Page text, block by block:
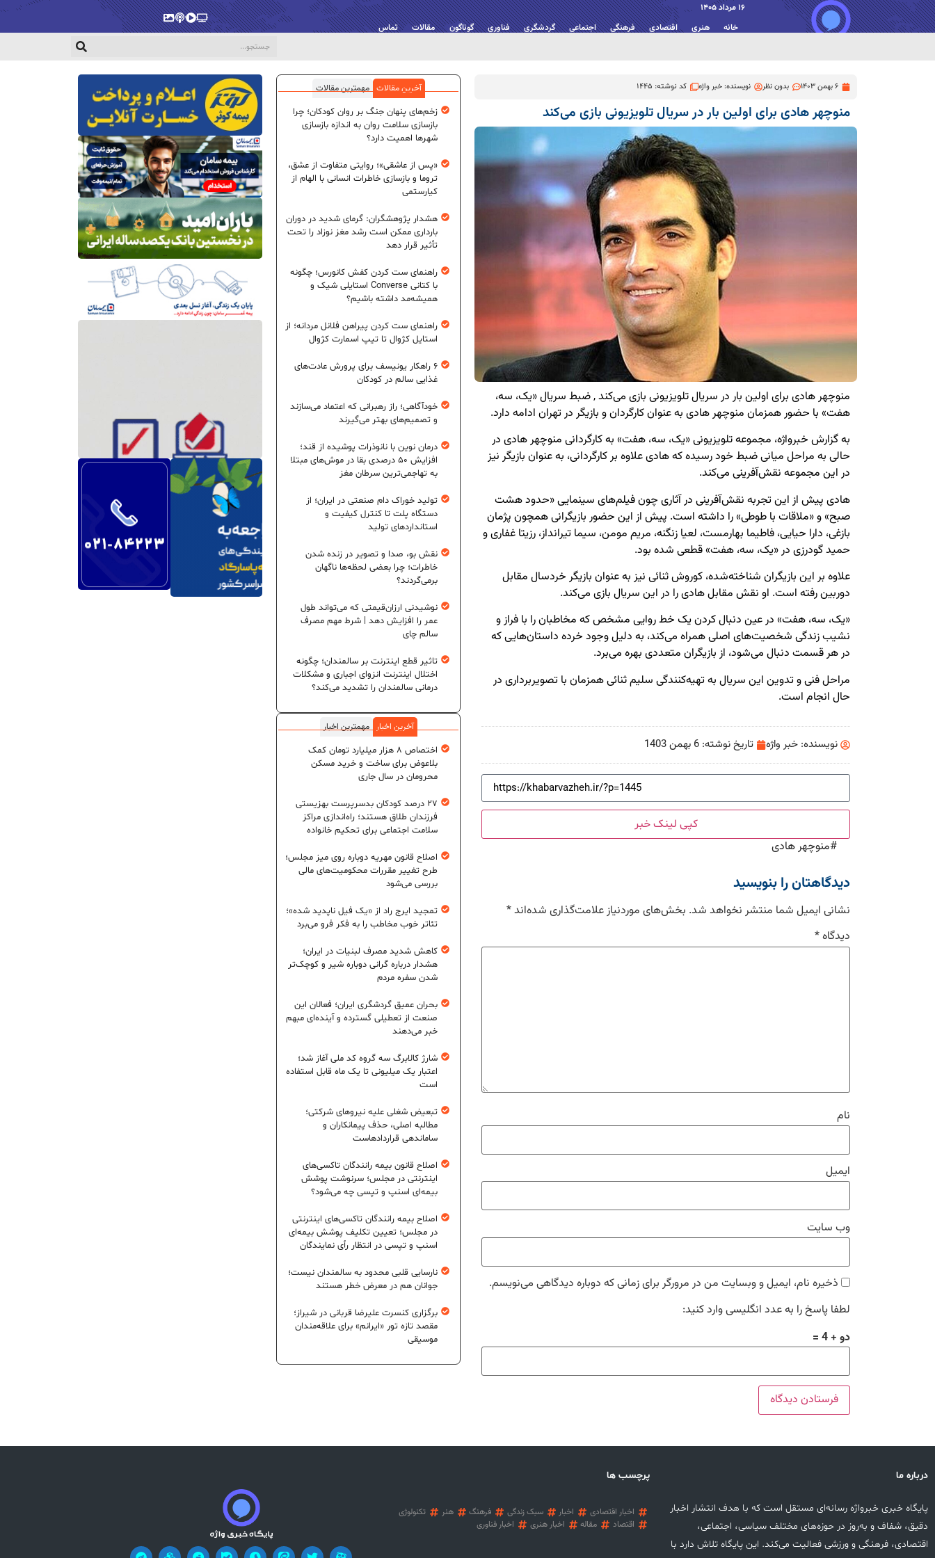
16 مرداد 1405
خانه هنری اقتصادی فرهنگی اجتماعی گردشگری فناوری گوناگون مقالات تماس
پخش‌زندهویدیو
پادکستگالری
6 بهمن 1403 بدون نظر نویسنده:خبر واژه کد نوشته: 1445
منوچهر هادی برای اولین بار در سریال تلویزیونی بازی می‌کند
منوچهر هادی برای اولین بار در سریال تلویزیونی بازی می‌کند , ضبط سریال «یک، سه،
هفت» با حضور همزمان منوچهر هادی به عنوان کارگردان و بازیگر در تهران ادامه دارد.
به گزارش خبرواژه، مجموعه تلویزیونی «یک، سه، هفت» به کارگردانی منوچهر هادی در
حالی به مراحل میانی ضبط خود رسیده که هادی علاوه بر کارگردانی، به عنوان بازیگر نیز
در این مجموعه نقش‌آفرینی می‌کند.
هادی پیش از این تجربه نقش‌آفرینی در آثاری چون فیلم‌های سینمایی «حدود هشت
صبح» و «ملاقات با طوطی» را داشته است. پیش از این حضور بازیگرانی همچون پژمان
بازغی، دارا حیایی، فاطیما بهارمست، لعیا زنگنه، مریم مومن، سیما تیرانداز، رزیتا غفاری و
حمید گودرزی در «یک، سه، هفت» قطعی شده بود.
علاوه بر این بازیگران شناخته‌شده، کوروش ثنائی نیز به عنوان بازیگر خردسال مقابل
دوربین رفته است. او نقش مقابل هادی را در این سریال بازی می‌کند.
«یک، سه، هفت» در عین دنبال کردن یک خط روایی مشخص که مخاطبان را با فراز و
نشیب‎ زندگی شخصیت‌های اصلی همراه می‌کند، به دلیل وجود خرده داستان‌هایی که
در هر قسمت دنبال می‌شود، از بازیگران متعددی بهره می‌برد.
مراحل فنی و تدوین این سریال به تهیه‌کنندگی سلیم ثنائی همزمان با تصویربرداری در
حال انجام است.
نویسنده: خبر واژه تاریخ نوشته: 6 بهمن 1403
کپی لینک خبر
#منوچهر هادی
دیدگاهتان را بنویسید
نشانی ایمیل شما منتشر نخواهد شد. بخش‌های موردنیاز علامت‌گذاری شده‌اند*
دیدگاه*
نام
ایمیل
وب‌ سایت
ذخیره نام، ایمیل و وبسایت من در مرورگر برای زمانی که دوباره دیدگاهی می‌نویسم.
لطفا پاسخ را به عدد انگلیسی وارد کنید:
دو + 4 =
آخرین مقالات مهمترین مقالات
زخم‌های پنهان جنگ بر روان کودکان؛ چرا
بازسازی سلامت روان به اندازه بازسازی
شهرها اهمیت دارد؟
«پس از عاشقی»؛ روایتی متفاوت از عشق،
تروما و بازسازی خاطرات انسانی با الهام از
کیارستمی
هشدار پژوهشگران: گرمای شدید در دوران
بارداری ممکن است رشد مغز نوزاد را تحت
تأثیر قرار دهد
راهنمای ست کردن کفش کانورس؛ چگونه
با کتانی Converse استایلی شیک و
همیشه‌مد داشته باشیم؟
راهنمای ست کردن پیراهن فلانل مردانه؛ از
استایل کژوال تا تیپ اسمارت کژوال
۶ راهکار یونیسف برای پرورش عادت‌های
غذایی سالم در کودکان
خودآگاهی؛ راز رهبرانی که اعتماد می‌سازند
و تصمیم‌های بهتر می‌گیرند
درمان نوین با نانوذرات پوشیده از قند؛
افزایش ۵۰ درصدی بقا در موش‌های مبتلا
به تهاجمی‌ترین سرطان مغز
تولید خوراک دام صنعتی در ایران؛ از
دستگاه پلت تا کنترل کیفیت و
استانداردهای تولید
نقش بو، صدا و تصویر در زنده شدن
خاطرات؛ چرا بعضی لحظه‌ها ناگهان
برمی‌گردند؟
نوشیدنی ارزان‌قیمتی که می‌تواند طول
عمر را افزایش دهد | شرط مهم مصرف
سالم چای
تاثیر قطع اینترنت بر سالمندان؛ چگونه
اختلال اینترنت انزوای اجباری و مشکلات
درمانی سالمندان را تشدید می‌کند؟
آخرین اخبار
مهمترین اخبار
اختصاص ۸ هزار میلیارد تومان کمک
بلاعوض برای ساخت و خرید مسکن
محرومان در سال جاری
۲۷ درصد کودکان بدسرپرست بهزیستی
فرزندان طلاق هستند؛ راه‌اندازی مراکز
سلامت اجتماعی برای تحکیم خانواده
اصلاح قانون مهریه دوباره روی میز مجلس؛
طرح تغییر مقررات محکومیت‌های مالی
بررسی می‌شود
تمجید ایرج راد از «یک فیل ناپدید شده»؛
تئاتر خوب مخاطب را به فکر فرو می‌برد
کاهش شدید مصرف لبنیات در ایران؛
هشدار درباره گرانی دوباره شیر و کوچک‌تر
شدن سفره مردم
بحران عمیق گردشگری ایران؛ فعالان این
صنعت از تعطیلی گسترده و آینده‌ای مبهم
خبر می‌دهند
شارژ کالابرگ سه گروه کد ملی آغاز شد؛
اعتبار یک میلیونی تا یک ماه قابل استفاده
است
تبعیض شغلی علیه نیروهای شرکتی؛
مطالبه اصلی، حذف پیمانکاران و
ساماندهی قراردادهاست
اصلاح قانون بیمه رانندگان تاکسی‌های
اینترنتی در مجلس؛ سرنوشت پوشش
بیمه‌ای اسنپ و تپسی چه می‌شود؟
اصلاح بیمه رانندگان تاکسی‌های اینترنتی
در مجلس؛ تعیین تکلیف پوشش بیمه‌ای
اسنپ و تپسی در انتظار رأی نمایندگان
نارسایی قلبی محدود به سالمندان نیست؛
جوانان هم در معرض خطر هستند
برگزاری کنسرت علیرضا قربانی در شیراز؛
مقصد تازه تور «ایرانم» برای علاقه‌مندان
موسیقی
درباره ما
پایگاه خبری خبرواژه رسانه‌ای مستقل است که با هدف انتشار اخبار
دقیق، شفاف و به‌روز در حوزه‌های مختلف سیاسی، اجتماعی،
اقتصادی، فرهنگی و ورزشی فعالیت می‌کند. این پایگاه تلاش دارد با
پرچسب ها
اخبار اقتصادی اخبار سبک زندگی فرهنگ هنر
تکنولوژی
اقتصاد
مقاله اخبار هنری اخبار فناوری